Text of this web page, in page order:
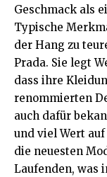
Geschmack als
Typische
der Hang zu
Prada. Sie legt
dass ihre
renommierten
auch dafür
und viel Wert
die neuesten
Laufenden, was